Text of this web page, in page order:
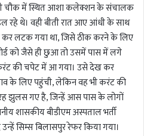
चौक में स्थित आशा कलेक्शन के संचालक
रहे थे। वही बीती रात आए आंधी के साथ
कर लटक गया था, जिसे ठीक करने के लिए
को जैसे ही छुआ तो उसमें पास में लगे
की चपेट में आ गया। उसे देख कर
के लिए पहुंची, लेकिन वह भी करंट की
झुलस गए है, जिन्हें आस पास के लोगों
शासकीय बीडीएम अस्पताल भर्ती
सिम्स बिलासपुर रेफर किया गया।